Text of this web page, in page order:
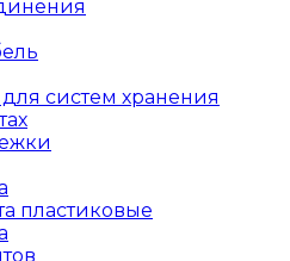
систем хранения
пластиковые